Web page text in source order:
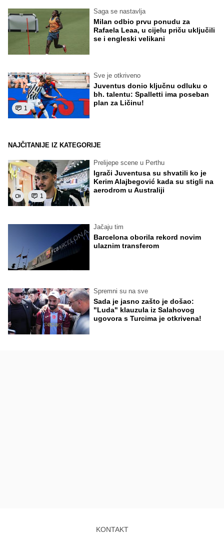
Saga se nastavlja
Milan odbio prvu ponudu za
Rafaela Leaa, u cijelu priču uključili
se i engleski velikani
1
Sve je otkriveno
Juventus donio ključnu odluku o
bh. talentu: Spalletti ima poseban
plan za Ličinu!
NAJČITANIJE IZ KATEGORIJE
1
Prelijepe scene u Perthu
Igrači Juventusa su shvatili ko je
Kerim Alajbegović kada su stigli na
aerodrom u Australiji
Jačaju tim
Barcelona oborila rekord novim
ulaznim transferom
Spremni su na sve
Sada je jasno zašto je došao:
"Luda" klauzula iz Salahovog
ugovora s Turcima je otkrivena!
KONTAKT